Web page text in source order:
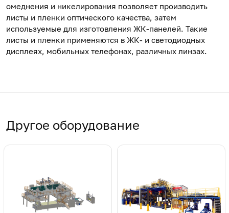
омеднения и никелирования позволяет производить
листы и пленки оптического качества, затем
используемые для изготовления ЖК-панелей. Такие
листы и пленки применяются в ЖК- и светодиодных
дисплеях, мобильных телефонах, различных линзах.
Другое оборудование